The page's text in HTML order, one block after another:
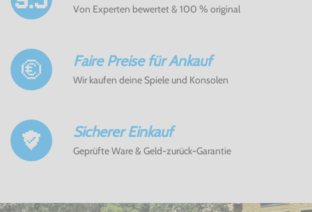
Von Experten bewertet & 100 % original
Faire Preise für Ankauf
Wir kaufen deine Spiele und Konsolen
Sicherer Einkauf
Geprüfte Ware & Geld-zurück-Garantie